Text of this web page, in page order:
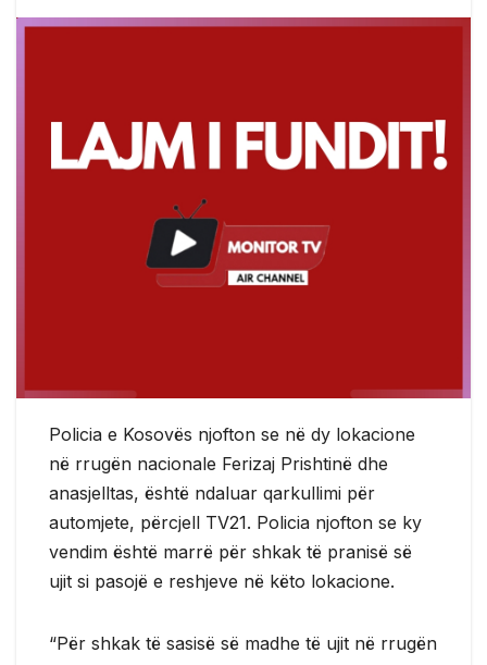
Policia e Kosovës njofton se në dy lokacione
në rrugën nacionale Ferizaj Prishtinë dhe
anasjelltas, është ndaluar qarkullimi për
automjete, përcjell TV21. Policia njofton se ky
vendim është marrë për shkak të pranisë së
ujit si pasojë e reshjeve në këto lokacione.
“Për shkak të sasisë së madhe të ujit në rrugën